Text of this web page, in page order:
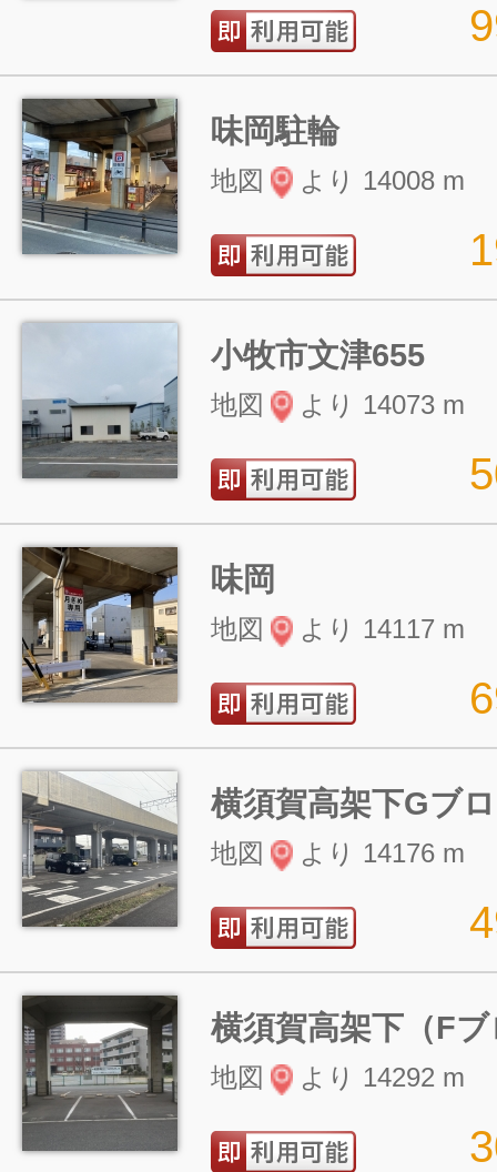
味岡駐輪
地図 より 14008 m
小牧市文津655
地図 より 14073 m
味岡
地図 より 14117 m
横須賀高架下Gブ
地図 より 14176 m
横須賀高架下（F
地図 より 14292 m